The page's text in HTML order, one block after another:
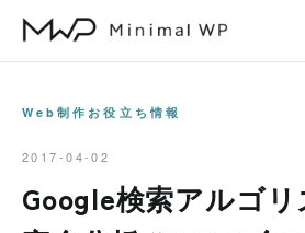
Web制作お役立ち情報
2017-04-02
Google検索アルゴリ